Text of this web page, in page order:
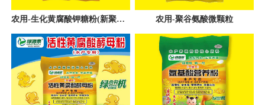
农用-生化黄腐酸钾糖粉(新聚汁多糖型) 农用-聚谷氨酸微颗粒